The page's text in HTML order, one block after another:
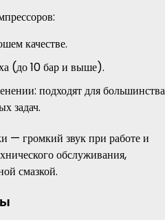
качестве.
(до 10 бар и выше).
подходят для большинства
задач.
— громкий звук при работе и
обслуживания,
смазкой.